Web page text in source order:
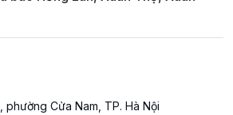
phường Cửa Nam, TP. Hà Nội